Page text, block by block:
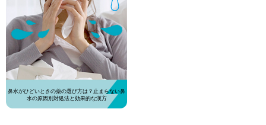
鼻水がひどいときの薬の選び方は？止まらない鼻
水の原因別対処法と効果的な漢方